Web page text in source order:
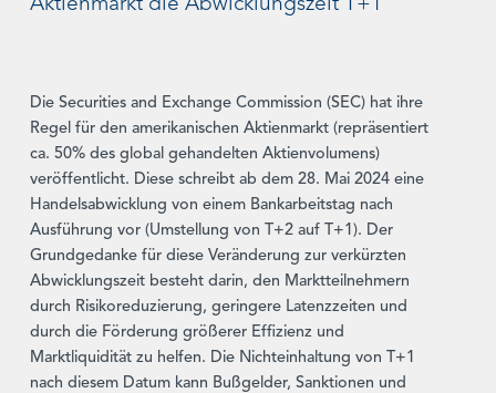
Die Securities and Exchange Commission (SEC) hat ihre
Regel für den amerikanischen Aktienmarkt (repräsentiert
ca. 50% des global gehandelten Aktienvolumens)
veröffentlicht. Diese schreibt ab dem 28. Mai 2024 eine
Handelsabwicklung von einem Bankarbeitstag nach
Ausführung vor (Umstellung von T+2 auf T+1). Der
Grundgedanke für diese Veränderung zur verkürzten
Abwicklungszeit besteht darin, den Marktteilnehmern
durch Risikoreduzierung, geringere Latenzzeiten und
durch die Förderung größerer Effizienz und
Marktliquidität zu helfen. Die Nichteinhaltung von T+1
nach diesem Datum kann Bußgelder, Sanktionen und